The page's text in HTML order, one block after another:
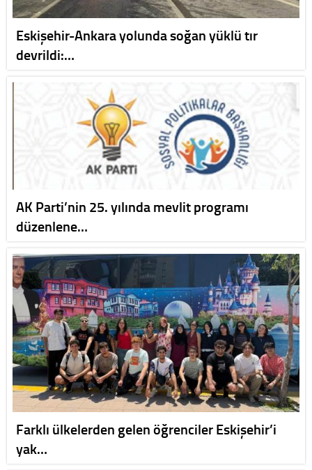
Eskişehir-Ankara yolunda soğan yüklü tır
devrildi:…
AK Parti’nin 25. yılında mevlit programı
düzenlene…
Farklı ülkelerden gelen öğrenciler Eskişehir’i
yak…